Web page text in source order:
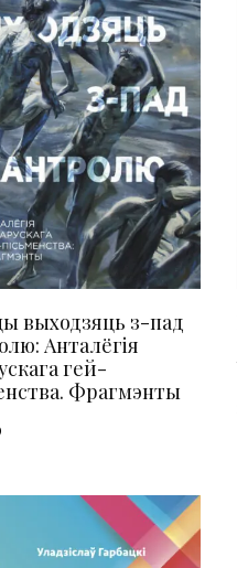
выходзяць з-пад
Анталёгія
гей-
Фрагмэнты